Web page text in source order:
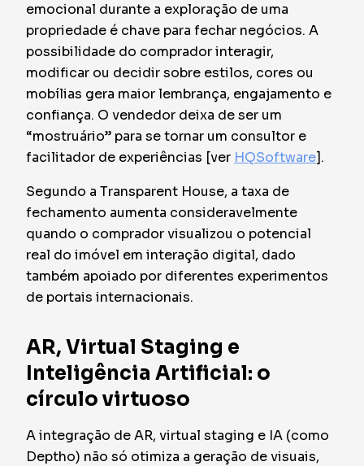
emocional durante a exploração de uma
propriedade é chave para fechar negócios. A
possibilidade do comprador interagir,
modificar ou decidir sobre estilos, cores ou
mobílias gera maior lembrança, engajamento e
confiança. O vendedor deixa de ser um
“mostruário” para se tornar um consultor e
facilitador de experiências [ver HQSoftware].
Segundo a Transparent House, a taxa de
fechamento aumenta consideravelmente
quando o comprador visualizou o potencial
real do imóvel em interação digital, dado
também apoiado por diferentes experimentos
de portais internacionais.
AR, Virtual Staging e
Inteligência Artificial: o
círculo virtuoso
A integração de AR, virtual staging e IA (como
Deptho) não só otimiza a geração de visuais,